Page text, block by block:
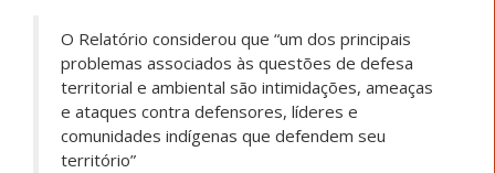
O Relatório considerou que “um dos principais
problemas associados às questões de defesa
territorial e ambiental são intimidações, ameaças
e ataques contra defensores, líderes e
comunidades indígenas que defendem seu
território”